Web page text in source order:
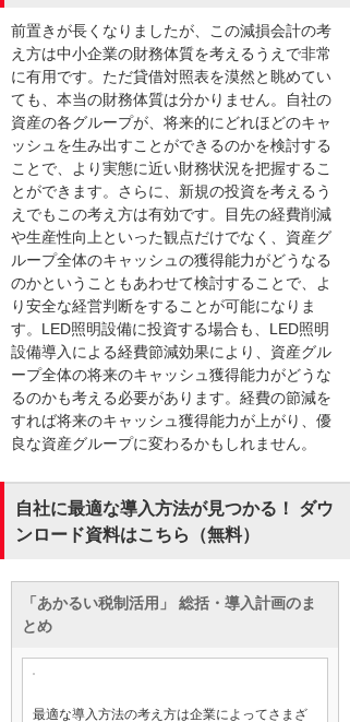
前置きが長くなりましたが、この減損会計の考
え方は中小企業の財務体質を考えるうえで非常
に有用です。ただ貸借対照表を漠然と眺めてい
ても、本当の財務体質は分かりません。自社の
資産の各グループが、将来的にどれほどのキャ
ッシュを生み出すことができるのかを検討する
ことで、より実態に近い財務状況を把握するこ
とができます。さらに、新規の投資を考えるう
えでもこの考え方は有効です。目先の経費削減
や生産性向上といった観点だけでなく、資産グ
ループ全体のキャッシュの獲得能力がどうなる
のかということもあわせて検討することで、よ
り安全な経営判断をすることが可能になりま
す。LED照明設備に投資する場合も、LED照明
設備導入による経費節減効果により、資産グル
ープ全体の将来のキャッシュ獲得能力がどうな
るのかも考える必要があります。経費の節減を
すれば将来のキャッシュ獲得能力が上がり、優
良な資産グループに変わるかもしれません。
自社に最適な導入方法が見つかる！ ダウ
ンロード資料はこちら（無料）
「あかるい税制活用」 総括・導入計画のま
とめ
最適な導入方法の考え方は企業によってさまざ